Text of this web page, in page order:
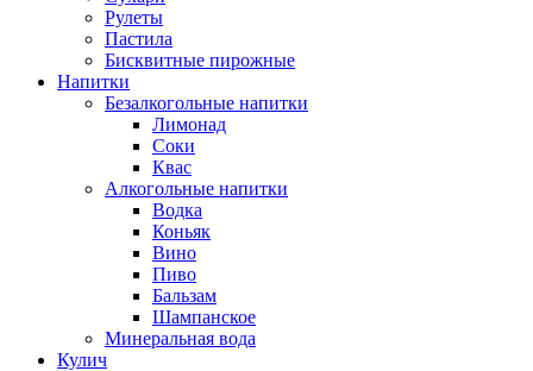
Рулеты
Пастила
Бисквитные пирожные
Напитки
Безалкогольные напитки
Лимонад
Соки
Квас
Алкогольные напитки
Водка
Коньяк
Вино
Пиво
Бальзам
Шампанское
Минеральная вода
Кулич